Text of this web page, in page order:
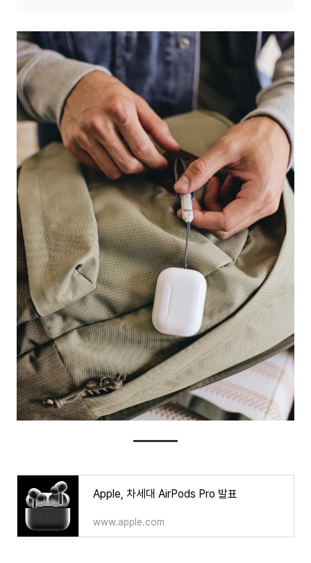
Apple, 차세대 AirPods Pro 발표
www.apple.com